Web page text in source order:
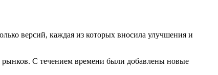
версий, каждая из которых вносила улучшения и
С течением времени были добавлены новые